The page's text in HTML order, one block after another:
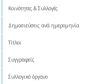
Κοινότητες & Συλλογές
Δημοσιεύσεις ανά ημερομηνία
Τίτλοι
Συγγραφείς
Συλλογικό όργανο